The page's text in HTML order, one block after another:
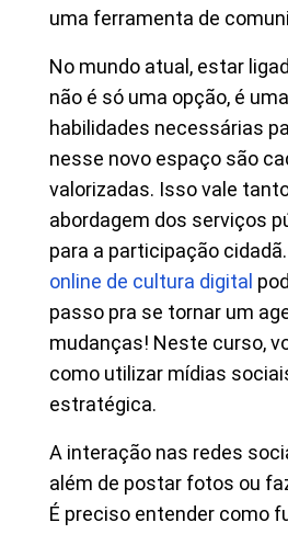
uma ferramenta de
No mundo atual, estar
não é só uma opção, é
habilidades necessárias
nesse novo espaço são
valorizadas. Isso vale
abordagem dos serviços
para a participação
online de cultura digital
passo pra se tornar um
mudanças! Neste curso,
como utilizar mídias
estratégica.
A interação nas redes
além de postar fotos ou
É preciso entender como